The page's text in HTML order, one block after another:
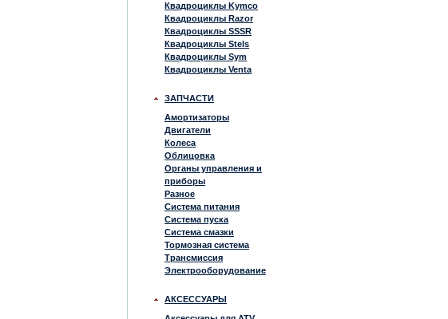
Квадроциклы Kymco
Квадроциклы Razor
Квадроциклы SSSR
Квадроциклы Stels
Квадроциклы Sym
Квадроциклы Venta
ЗАПЧАСТИ
Амортизаторы
Двигатели
Колеса
Облицовка
Органы управления и
приборы
Разное
Система питания
Система пуска
Система смазки
Тормозная система
Трансмиссия
Электрооборудование
АКСЕССУАРЫ